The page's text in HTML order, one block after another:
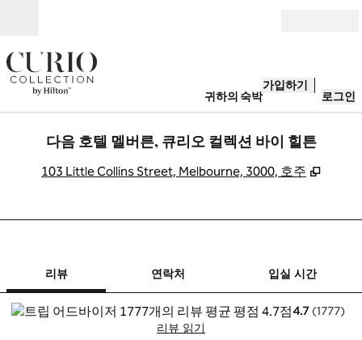
귀하의 숙박
가입하기
로그인
다음 호텔 멜버른, 큐리오 컬렉션 바이 힐튼
103 Little Collins Street, Melbourne, 3000, 호주 ,
리뷰 연락처
입실 시간
4.7 (1777)
리뷰 읽기